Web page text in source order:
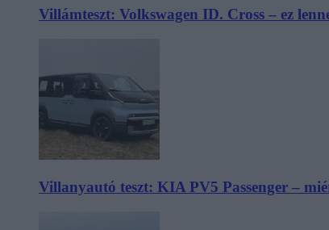
Villámteszt: Volkswagen ID. Cross – ez
Villanyautó teszt: KIA PV5 Passenger –